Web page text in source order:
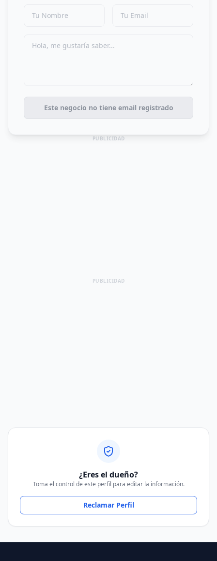
Este negocio no tiene email registrado
PUBLICIDAD
PUBLICIDAD
¿Eres el dueño?
Toma el control de este perfil para editar la información.
Reclamar Perfil